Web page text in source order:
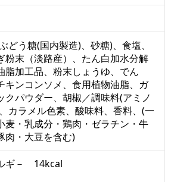
どう糖(国内製造)、砂糖)、食塩、
粉末（淡路産）、たん白加水分解
脂加工品、粉末しょうゆ、でん
キンコンソメ、食用植物油脂、ガ
クパウダー、胡椒／調味料(アミノ
カラメル色素、酸味料、香料、(一
麦・乳成分・鶏肉・ゼラチン・牛
肉・大豆を含む)
ギ－ 14kcal